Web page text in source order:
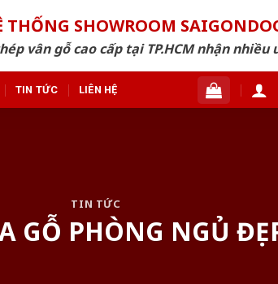
THỐNG SHOWROOM
vân gỗ cao cấp tại TP.HCM nhận nhiều
TIN TỨC LIÊN HỆ
TIN TỨC
GỖ PHÒNG NGỦ